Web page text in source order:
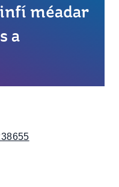
méadar
a